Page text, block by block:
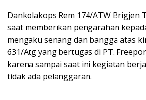
Dankolakops Rem 174/ATW Brigjen
saat memberikan pengarahan
mengaku senang dan bangga atas
631/Atg yang bertugas di PT.
karena sampai saat ini kegiatan
tidak ada pelanggaran.